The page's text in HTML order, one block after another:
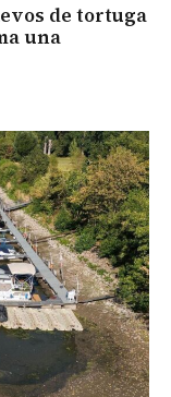
de tortuga
una